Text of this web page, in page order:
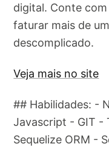
digital. Conte
faturar mais de
descomplicado.
Veja mais no site
## Habilidades: -
Javascript - GIT -
Sequelize ORM -